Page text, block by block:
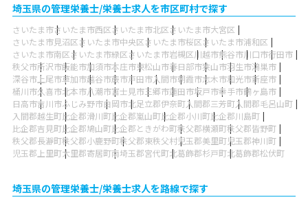
埼玉県の管理栄養士/栄養士求人を市区町村で探す
さいたま市さいたま市西区さいたま市北区さいたま市大宮区
さいたま市見沼区さいたま市中央区さいたま市桜区さいたま市浦和区
さいたま市南区さいたま市緑区さいたま市岩槻区川越市熊谷市川口市行田市
秩父市所沢市飯能市加須市本庄市東松山市春日部市狭山市羽生市鴻巣市
深谷市 上尾市草加市越谷市蕨市戸田市入間市朝霞市志木市和光市新座市
桶川市久喜市北本市八潮市富士見市三郷市蓮田市坂戸市幸手市鶴ヶ島市
日高市吉川市ふじみ野市白岡市北足立郡伊奈町入間郡三芳町入間郡毛呂山町
入間郡越生町比企郡滑川町比企郡嵐山町比企郡小川町比企郡川島町
比企郡吉見町比企郡鳩山町比企郡ときがわ町秩父郡横瀬町秩父郡皆野町
秩父郡長瀞町秩父郡小鹿野町秩父郡東秩父村児玉郡美里町児玉郡神川町
児玉郡上里町大里郡寄居町南埼玉郡宮代町北葛飾郡杉戸町北葛飾郡松伏町
埼玉県の管理栄養士/栄養士求人を路線で探す